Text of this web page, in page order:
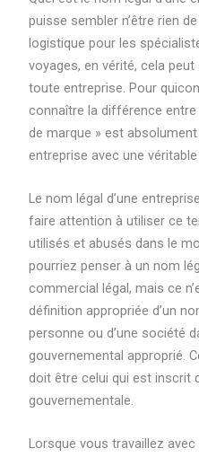
puisse sembler n’être rien
logistique pour les
voyages, en vérité, cela
toute entreprise. Pour
connaître la différence
de marque » est
entreprise avec une
Le nom légal d’une
faire attention à utiliser ce
utilisés et abusés dans le
pourriez penser à un nom
commercial légal, mais ce
définition appropriée d’un
personne ou d’une société
gouvernemental approprié.
doit être celui qui est inscrit
gouvernementale.
Lorsque vous travaillez